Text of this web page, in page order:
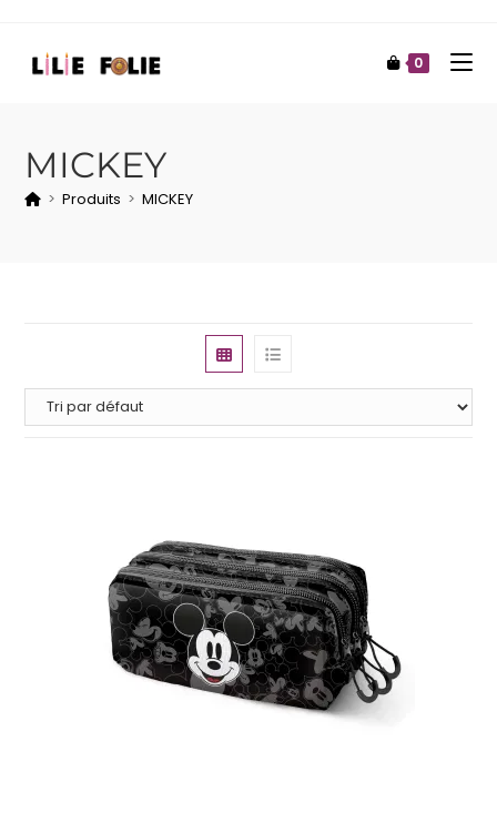
0
MICKEY
> Produits > MICKEY